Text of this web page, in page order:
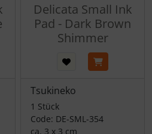
Delicata Small Ink
Pad - Dark Brown
Shimmer
Tsukineko
1 Stück
Code: DE-SML-354
ca. 3 x 3 cm